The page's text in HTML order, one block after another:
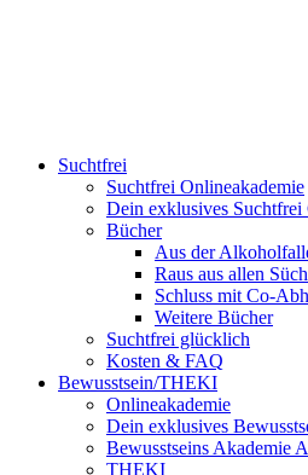
Suchtfrei
Suchtfrei Onlineakademie
Dein exklusives Suchtfrei
Bücher
Aus der
Raus aus allen
Schluss mit Co-
Weitere Bücher
Suchtfrei glücklich
Kosten & FAQ
Bewusstsein/THEKI
Onlineakademie
Dein exklusives
Bewusstseins Akademie
THEKI